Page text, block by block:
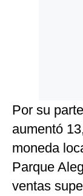
Por su
aumentó
moneda
Parque
ventas